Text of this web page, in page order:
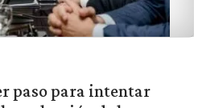
paso para intentar